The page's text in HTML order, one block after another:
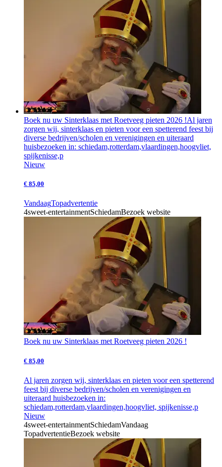
Boek nu uw Sinterklaas met Roetveeg pieten 2026 !Al jaren
zorgen wij, sinterklaas en pieten voor een spetterend feest bij
diverse bedrijven/scholen en verenigingen en uiteraard
huisbezoeken in: schiedam,rotterdam,vlaardingen,hoogvliet,
spijkenisse,p
Nieuw
€ 85,00
VandaagTopadvertentie
4sweet-entertainmentSchiedamBezoek website
Boek nu uw Sinterklaas met Roetveeg pieten 2026 !
€ 85,00
Al jaren zorgen wij, sinterklaas en pieten voor een spetterend
feest bij diverse bedrijven/scholen en verenigingen en
uiteraard huisbezoeken in:
schiedam,rotterdam,vlaardingen,hoogvliet, spijkenisse,p
Nieuw
4sweet-entertainmentSchiedamVandaag
TopadvertentieBezoek website